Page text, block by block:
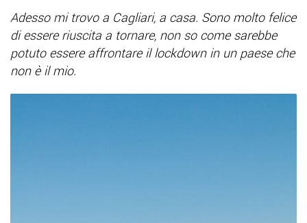
Adesso mi trovo a Cagliari, a casa. Sono molto felice
di essere riuscita a tornare, non so come sarebbe
potuto essere affrontare il lockdown in un paese che
non è il mio.